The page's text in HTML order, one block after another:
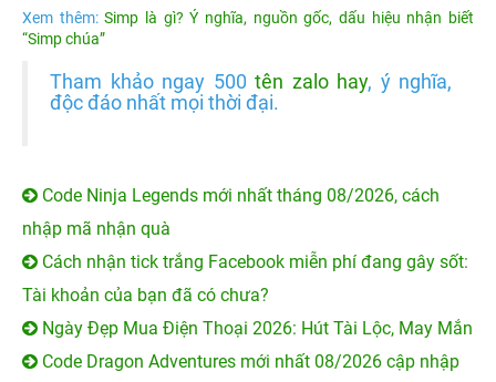
Xem thêm:Simp là gì? Ý nghĩa, nguồn gốc, dấu hiệu nhận biết
“Simp chúa”
Tham khảo ngay 500 tên zalo hay, ý nghĩa,
độc đáo nhất mọi thời đại.
Code Ninja Legends mới nhất tháng 08/2026, cách
nhập mã nhận quà
Cách nhận tick trắng Facebook miễn phí đang gây sốt:
Tài khoản của bạn đã có chưa?
Ngày Đẹp Mua Điện Thoại 2026: Hút Tài Lộc, May Mắn
Code Dragon Adventures mới nhất 08/2026 cập nhập